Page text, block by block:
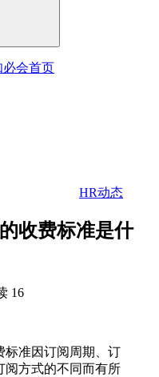
必会首页
HR动态
收费标准是什
16
标准因订阅周期、订
阅方式的不同而有所